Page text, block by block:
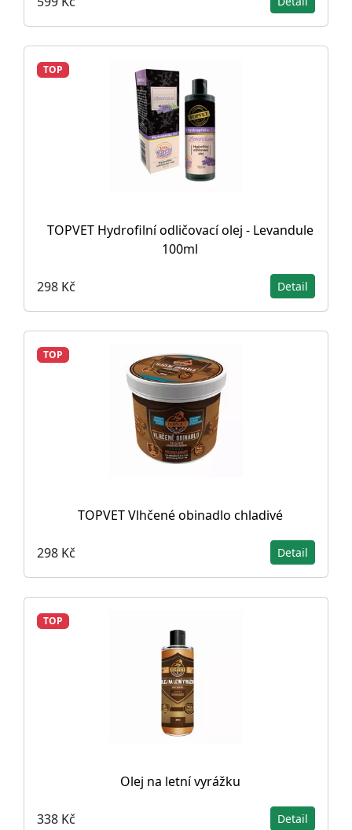
TOP
TOPVET Hydrofilní odličovací olej - Levandule
100ml
298 Kč Detail
TOP
TOPVET Vlhčené obinadlo chladivé
298 Kč Detail
TOP
Olej na letní vyrážku
338 Kč Detail